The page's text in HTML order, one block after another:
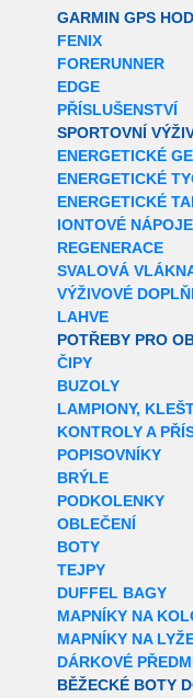
GARMIN GPS
FENIX
FORERUNNER
EDGE
PŘÍSLUŠENSTVÍ
SPORTOVNÍ
ENERGETICKÉ
ENERGETICKÉ
ENERGETICKÉ
IONTOVÉ NÁPOJE
REGENERACE
SVALOVÁ
VÝŽIVOVÉ
LAHVE
POTŘEBY PRO
ČIPY
BUZOLY
LAMPIONY,
KONTROLY A
POPISOVNÍKY
BRÝLE
PODKOLENKY
OBLEČENÍ
BOTY
TEJPY
DUFFEL BAGY
MAPNÍKY NA
MAPNÍKY NA
DÁRKOVÉ
BĚŽECKÉ BOTY